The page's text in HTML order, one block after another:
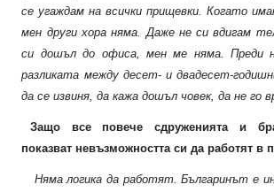
се угаждам на всички прищевки. Когато
мен други хора няма. Даже не си вдигам
си дошъл до офиса, мен ме няма. Преди
разликата между десет- и двадесет-
да се извиня, да кажа дошъл човек, да не го
Защо все повече сдруженията и
показват невъзможността си да работят в
Няма логика да работят. Българинът е